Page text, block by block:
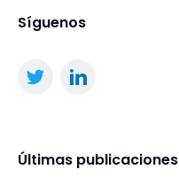
Síguenos
Últimas publicaciones